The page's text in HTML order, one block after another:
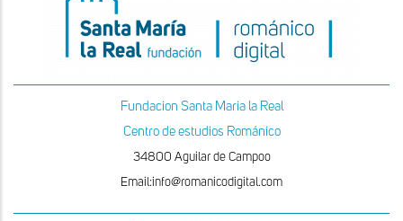
Fundacion Santa Maria la Real
Centro de estudios Románico
34800 Aguilar de Campoo
Email:info@romanicodigital.com